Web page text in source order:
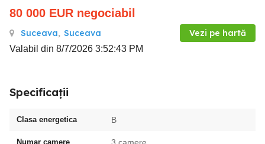
80 000 EUR negociabil
Suceava, Suceava Vezi pe hartă
Valabil din 8/7/2026 3:52:43 PM
Specificații
Clasa energetica B
Numar camere